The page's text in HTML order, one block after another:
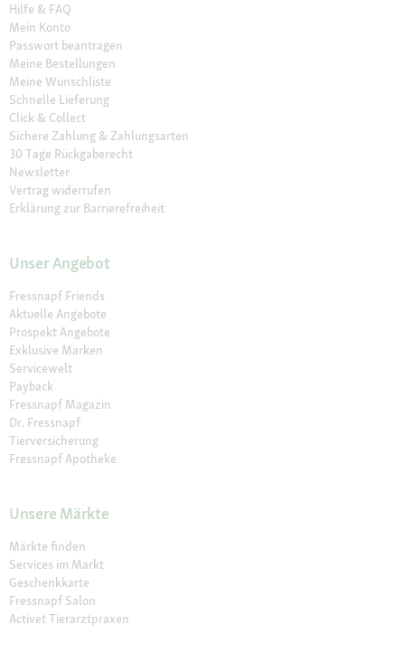
Hilfe & FAQ
Mein Konto
Passwort beantragen
Meine Bestellungen
Meine Wunschliste
Schnelle Lieferung
Click & Collect
Sichere Zahlung & Zahlungsarten
30 Tage Rückgaberecht
Newsletter
Vertrag widerrufen
Erklärung zur Barrierefreiheit
Unser Angebot
Fressnapf Friends
Aktuelle Angebote
Prospekt Angebote
Exklusive Marken
Servicewelt
Payback
Fressnapf Magazin
Dr. Fressnapf
Tierversicherung
Fressnapf Apotheke
Unsere Märkte
Märkte finden
Services im Markt
Geschenkkarte
Fressnapf Salon
Activet Tierarztpraxen